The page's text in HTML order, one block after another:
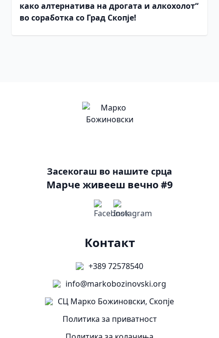
како алтернатива на дрогата и алкохолот“
во соработка со Град Скопје!
Засекогаш во нашите срца
Марче живееш вечно #9
Контакт
+389 72578540
info@markobozinovski.org
СЦ Марко Божиновски, Скопје
Политика за приватност